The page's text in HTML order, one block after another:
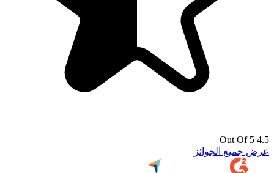
4.5 Out Of 5
عرض جميع الجوائز